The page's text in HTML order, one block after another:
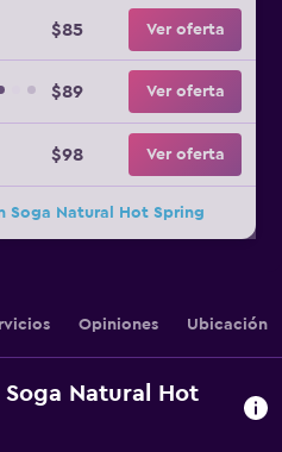
$85 Ver oferta
$89 Ver oferta
$98 Ver oferta
Soga Natural Hot Spring
Opiniones Ubicación
Natural Hot